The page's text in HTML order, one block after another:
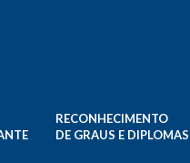
RECONHECIMENTO
DE GRAUS E DIPLOMAS